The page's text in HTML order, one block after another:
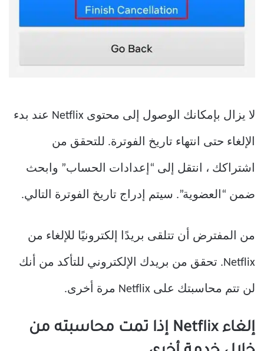
لا يزال بإمكانك الوصول إلى محتوى Netflix عند بدء
الإلغاء حتى انتهاء تاريخ الفوترة. للتحقق من
اشتراكك ، انتقل إلى “إعدادات الحساب” وابحث
ضمن “العضوية”. سيتم إدراج تاريخ الفوترة التالي.
من المفترض أن تتلقى بريدًا إلكترونيًا للإلغاء من
Netflix. تحقق من بريدك الإلكتروني للتأكد من أنك
لن تتم محاسبتك على Netflix مرة أخرى.
إلغاء Netflix إذا تمت محاسبته من